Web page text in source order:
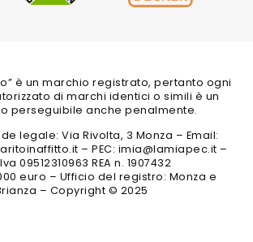
è un marchio registrato, pertanto ogni
di marchi identici o simili è un
perseguibile anche penalmente.
legale: Via Rivolta, 3 Monza – Email:
– PEC: imia@lamiapec.it –
09512310963 REA n. 1907432
euro – Ufficio del registro: Monza e
– Copyright © 2025